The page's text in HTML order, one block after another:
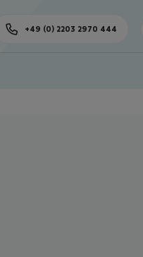
+49 (0) 2203 2970 444